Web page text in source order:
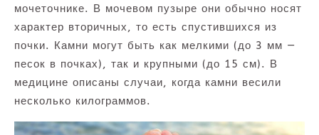
мочеточнике. В мочевом пузыре они обычно носят
характер вторичных, то есть спустившихся из
почки. Камни могут быть как мелкими (до 3 мм —
песок в почках), так и крупными (до 15 см). В
медицине описаны случаи, когда камни весили
несколько килограммов.